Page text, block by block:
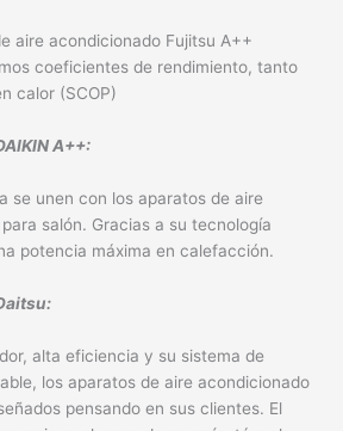
aire acondicionado Fujitsu A++
coeficientes de rendimiento, tanto
calor (SCOP)
A++:
se unen con los aparatos de aire
salón. Gracias a su tecnología
potencia máxima en calefacción.
alta eficiencia y su sistema de
los aparatos de aire acondicionado
pensando en sus clientes. El